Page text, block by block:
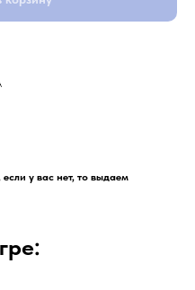
у вас нет, то выдаем